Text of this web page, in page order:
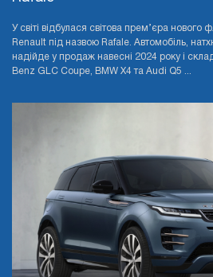
У світі відбулася світова прем’єра нового
Renault під назвою Rafale. Автомобіль,
надійде у продаж навесні 2024 року і
Benz GLC Coupe, BMW X4 та Audi Q5 ...